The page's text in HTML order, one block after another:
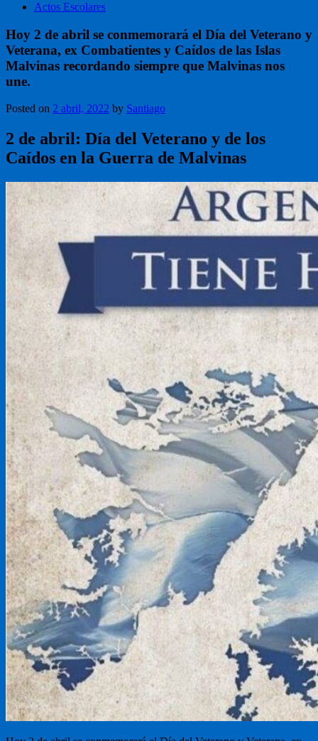
Actos Escolares
Hoy 2 de abril se conmemorará el Día del Veterano y
Veterana, ex Combatientes y Caídos de las Islas
Malvinas recordando siempre que Malvinas nos
une.
Posted on 2 abril, 2022 by Santiago
2 de abril: Día del Veterano y de los
Caídos en la Guerra de Malvinas